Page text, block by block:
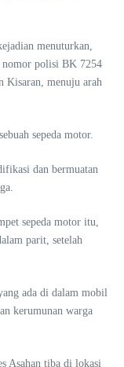
menuturkan,
nomor polisi BK 7254
Kisaran, menuju arah
sepeda motor.
dan bermuatan
sepeda motor itu,
parit, setelah
ada di dalam mobil
kerumunan warga
Asahan tiba di lokasi